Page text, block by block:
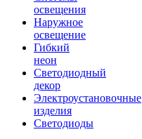
освещения
Наружное
освещение
Гибкий
неон
Светодиодный
декор
Электроустановочные
изделия
Светодиоды